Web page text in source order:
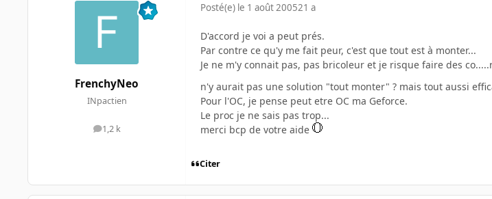
FrenchyNeo
INpactien
1,2 k
messages
Posté(e) le 1 août 200521 a
D'accord je voi a peut prés.
Par contre ce qu'y me fait peur, c'est que tout est à monter...
Je ne m'y connait pas, pas bricoleur et je risque faire des
n'y aurait pas une solution "tout monter" ? mais tout aussi
Pour l'OC, je pense peut etre OC ma Geforce.
Le proc je ne sais pas trop...
merci bcp de votre aide
Citer